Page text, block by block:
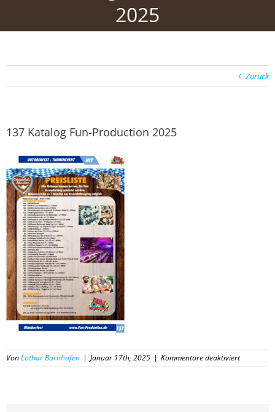
2025
Zurück
137 Katalog Fun-Production 2025
VonLothar Bornhofen | Januar 17th, 2025 | Kommentare deaktiviertfür
137